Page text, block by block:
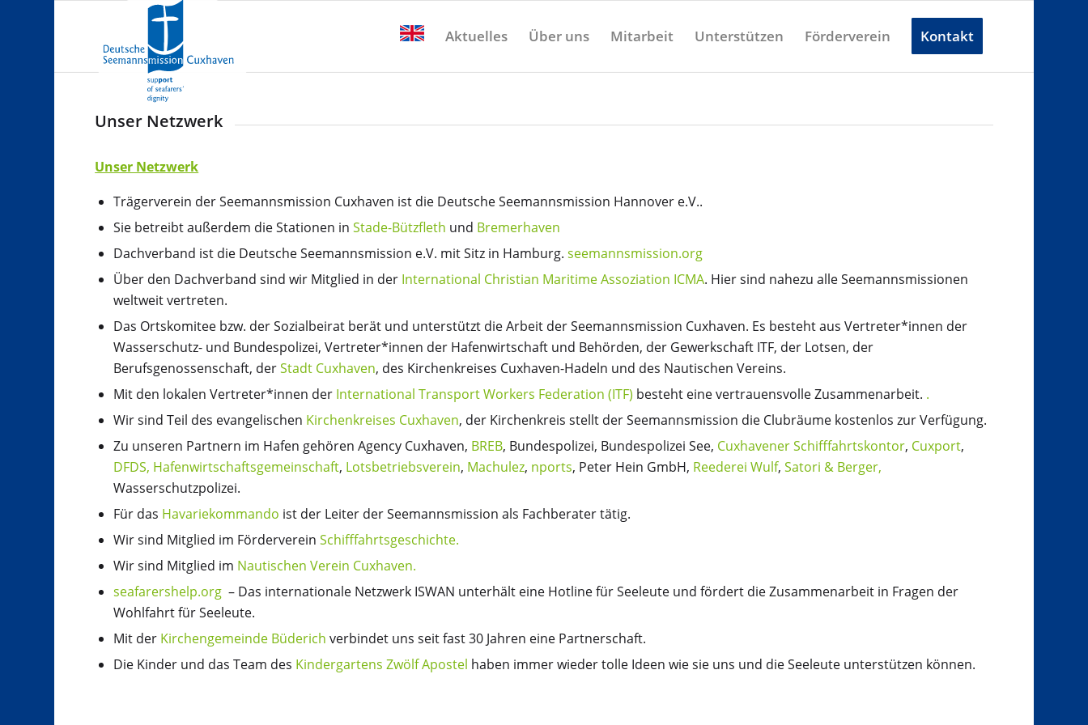
Aktuelles Über uns Mitarbeit Unterstützen Förderverein Kontakt
Unser Netzwerk
Unser Netzwerk
Trägerverein der Seemannsmission Cuxhaven ist die Deutsche Seemannsmission Hannover e.V..
Sie betreibt außerdem die Stationen inStade-Bützfleth und Bremerhaven
Dachverband ist die Deutsche Seemannsmission e.V. mit Sitz in Hamburg.seemannsmission.org
Über den Dachverband sind wir Mitglied in der International Christian Maritime Assoziation ICMA. Hier sind nahezu alle Seemannsmissionen
weltweit vertreten.
Das Ortskomitee bzw. der Sozialbeirat berät und unterstützt die Arbeit der Seemannsmission Cuxhaven. Es besteht aus Vertreter*innen der
Wasserschutz- und Bundespolizei, Vertreter*innen der Hafenwirtschaft und Behörden, der Gewerkschaft ITF, der Lotsen, der
Berufsgenossenschaft, derStadt Cuxhaven, des Kirchenkreises Cuxhaven-Hadeln und des Nautischen Vereins.
Mit den lokalen Vertreter*innen der International Transport Workers Federation (ITF) besteht eine vertrauensvolle Zusammenarbeit. .
Wir sind Teil des evangelischen Kirchenkreises Cuxhaven, der Kirchenkreis stellt der Seemannsmission die Clubräume kostenlos zur Verfügung.
Zu unseren Partnern im Hafen gehören Agency Cuxhaven, BREB, Bundespolizei, Bundespolizei See, Cuxhavener Schifffahrtskontor, Cuxport,
DFDS, Hafenwirtschaftsgemeinschaft, Lotsbetriebsverein, Machulez, nports, Peter Hein GmbH, Reederei Wulf,Satori & Berger,
Wasserschutzpolizei.
Für das Havariekommando ist der Leiter der Seemannsmission als Fachberater tätig.
Wir sind Mitglied im FördervereinSchifffahrtsgeschichte.
Wir sind Mitglied im Nautischen Verein Cuxhaven.
seafarershelp.org – Das internationale Netzwerk ISWAN unterhält eine Hotline für Seeleute und fördert die Zusammenarbeit in Fragen der
Wohlfahrt für Seeleute.
Mit der Kirchengemeinde Büderich verbindet uns seit fast 30 Jahren eine Partnerschaft.
Die Kinder und das Team des Kindergartens Zwölf Apostel haben immer wieder tolle Ideen wie sie uns und die Seeleute unterstützen können.